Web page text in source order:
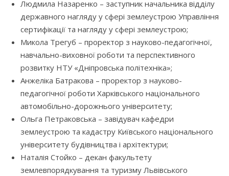
Людмила Назаренко – заступник начальника відділу
державного нагляду у сфері землеустрою Управління
сертифікації та нагляду у сфері землеустрою;
Микола Трегуб – проректор з науково-педагогічної,
навчально-виховної роботи та перспективного
розвитку НТУ «Дніпровська політехніка»;
Анжеліка Батракова – проректор з науково-
педагогічної роботи Харківського національного
автомобільно-дорожнього університету;
Ольга Петраковська – завідувач кафедри
землеустрою та кадастру Київського національного
університету будівництва i архітектури;
Наталія Стойко – декан факультету
землевпорядкування та туризму Львівського